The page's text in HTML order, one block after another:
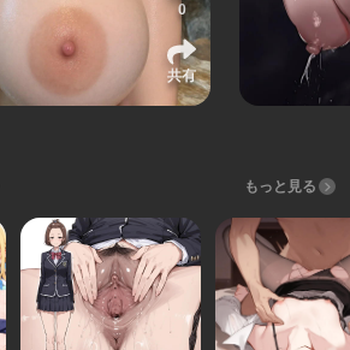
0
共有
もっと見る